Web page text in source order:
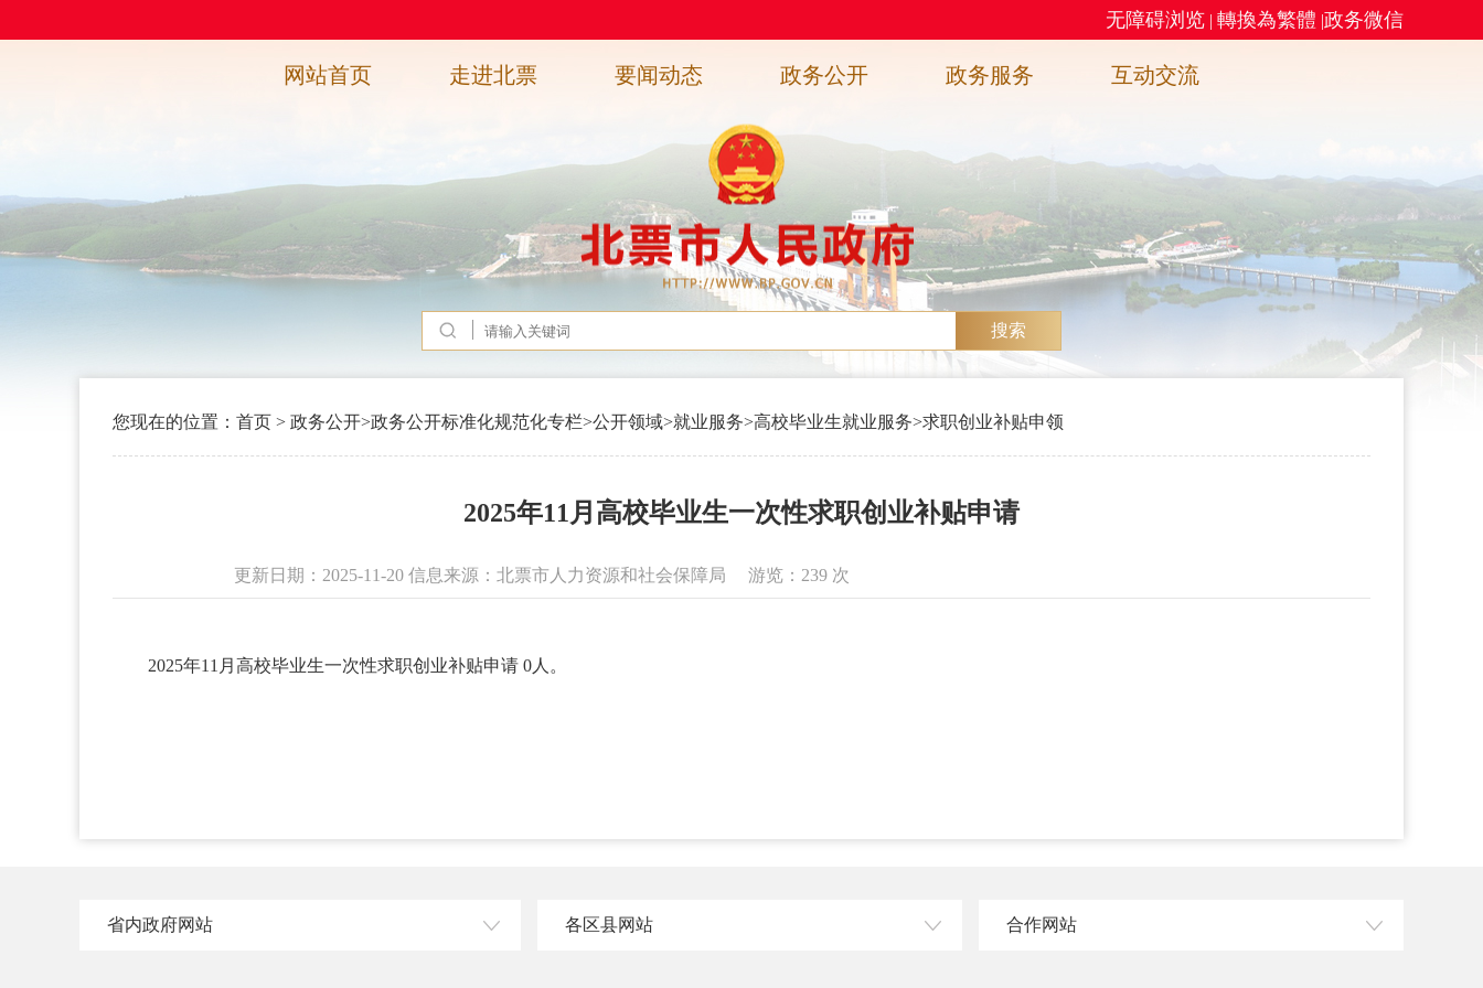
无障碍浏览 | 轉換為繁體 |政务微信
网站首页 走进北票 要闻动态 政务公开 政务服务 互动交流
搜索
您现在的位置： 首页 > 政务公开>政务公开标准化规范化专栏>公开领域>就业服务>高校毕业生就业服务>求职创业补贴申领
2025年11月高校毕业生一次性求职创业补贴申请
更新日期：2025-11-20 信息来源：北票市人力资源和社会保障局 游览： 239 次
2025年11月高校毕业生一次性求职创业补贴申请 0人。
省内政府网站 各区县网站 合作网站